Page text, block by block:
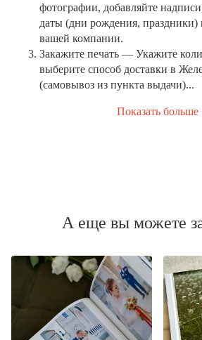
фотографии, добавляйте
даты (дни рождения, праздники)
вашей компании.
Закажите печать — Укажите
выберите способ доставки в
(самовывоз из пункта выдачи)...
Показать больше
А еще вы можете